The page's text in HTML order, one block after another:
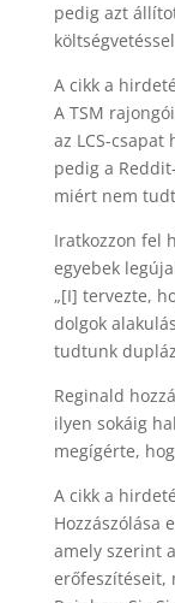
pedig azt
A cikk a
A TSM
az LCS-
pedig a
miért nem
Iratkozzon fel
egyebek
„[I] tervezte,
dolgok
tudtunk
Reginald
ilyen sokáig
megígérte,
A cikk a
Hozzászólása
amely szerint
erőfeszítéseit,